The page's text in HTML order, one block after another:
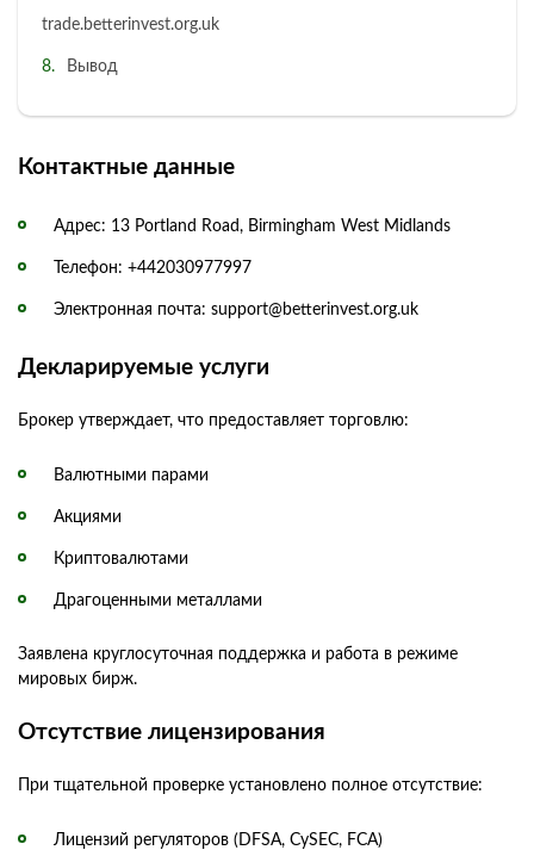
trade.betterinvest.org.uk
Вывод
Контактные данные
Адрес: 13 Portland Road, Birmingham West Midlands
Телефон: +442030977997
Электронная почта: support@betterinvest.org.uk
Декларируемые услуги
Брокер утверждает, что предоставляет торговлю:
Валютными парами
Акциями
Криптовалютами
Драгоценными металлами
Заявлена круглосуточная поддержка и работа в режиме
мировых бирж.
Отсутствие лицензирования
При тщательной проверке установлено полное отсутствие:
Лицензий регуляторов (DFSA, CySEC, FCA)